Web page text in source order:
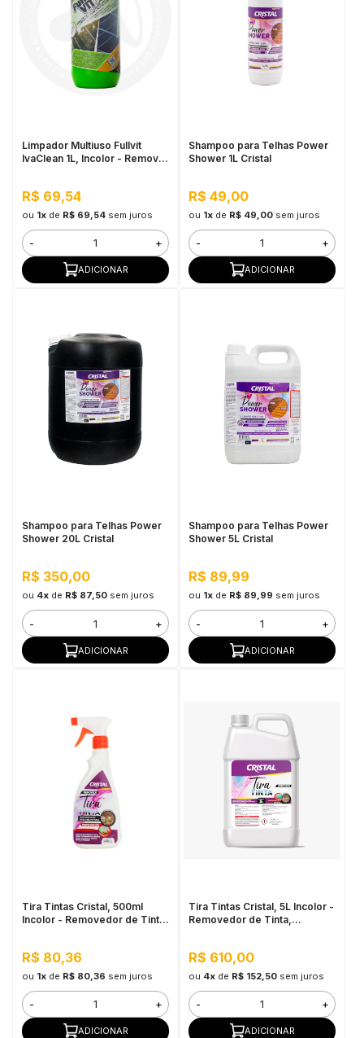
Limpador Multiuso Fullvit
IvaClean 1L, Incolor - Remove
R$ 69,54
ou 1xde R$ 69,54 sem juros
- +
ADICIONAR
Shampoo para Telhas Power
Shower 1L Cristal
R$ 49,00
ou 1xde R$ 49,00 sem juros
- +
ADICIONAR
Shampoo para Telhas Power
Shower 20L Cristal
R$ 350,00
ou 4xde R$ 87,50 sem juros
- +
ADICIONAR
Shampoo para Telhas Power
Shower 5L Cristal
R$ 89,99
ou 1xde R$ 89,99 sem juros
- +
ADICIONAR
Tira Tintas Cristal, 500ml
Incolor - Removedor de Tinta,
R$ 80,36
ou 1xde R$ 80,36 sem juros
- +
ADICIONAR
Tira Tintas Cristal, 5L Incolor -
Removedor de Tinta,
R$ 610,00
ou 4xde R$ 152,50 sem juros
- +
ADICIONAR